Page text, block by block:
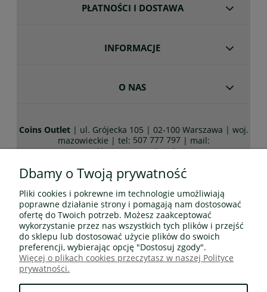
PŁATNOŚCI I DOSTAWA
INFORMACJE
O NAS
Coins Outlet| ul. Grójecka 105 | 02-100 Warszawa | woj.
mazowieckie | tel: 507 777 797| mail:
sklep@coinsoutlet.pl
Wszelkie prawa zastrzeżone! Wszystkie teksty, rysunki,
zdjęcia oraz wszystkie inne informacje opublikowane na
niniejszych stronach podlegają prawom autorskim
CoinsOutlet.pl
Wszelkie kopiowanie, dystrybucja, elektroniczne
przetwarzanie oraz przesyłanie zawartości bez zezwolenia
CoinsOutlet.pl jest zabronione.
Dbamy o Twoją prywatność
Pliki cookies i pokrewne im technologie umożliwiają
poprawne działanie strony i pomagają nam dostosować
ofertę do Twoich potrzeb. Możesz zaakceptować
wykorzystanie przez nas wszystkich tych plików i przejść
do sklepu lub dostosować użycie plików do swoich
preferencji, wybierając opcję "Dostosuj zgody".
Więcej o plikach cookies przeczytasz w naszej Polityce
prywatności.